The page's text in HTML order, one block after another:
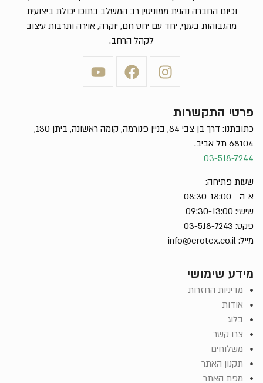
מידע שימושי
מדיניות החזרות
אודות
בלוג
צרו קשר
משלוחים
תקנון האתר
מפת האתר
פרטי התקשרות
כתובתנו: דרך בן צבי 84, בניין פנורמה, קומה ראשונה, ביתן 130,
68104 תל אביב.
03-518-7244
שעות פתיחה:
א-ה - 08:30-18:00
שישי: 09:30-13:00
פקס: 03-518-7243
מייל: info@erotex.co.il
וכיום החברה נהנית ממוניטין רב המשלב בתוכו יכולת ביצועית
מהגבוהות בענף, יחד עם יחס חם, יוקרה, אוירה ותרבות עיצוב
לקהל הרחב.